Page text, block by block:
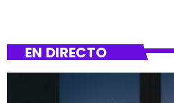
EN DIRECTO